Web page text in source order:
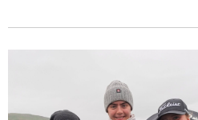
nauðsynleg.